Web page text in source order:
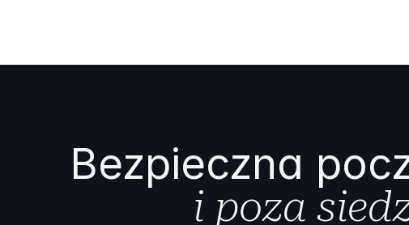
Bezpieczna
i poza